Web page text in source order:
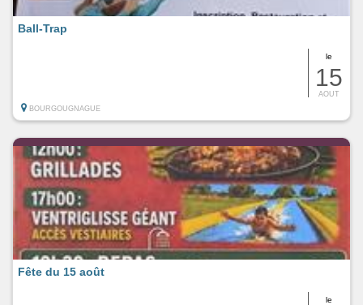
le
15
AOUT
Ball-Trap
BOURGOUGNAGUE
le
Fête du 15 août